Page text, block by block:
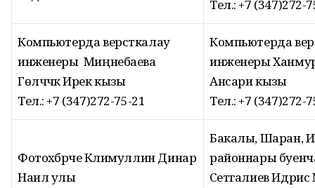
Тел.: +7 (347)272-
Компьютерда версткалау
инженеры Миңнебаева
Гөлчәчәк Ирек кызы
Тел.: +7 (347)272-75-21
Компьютерда
инженеры
Ансари кызы
Тел.: +7 (347)272-
Фотохәбәрче Кәлимуллин Динар
Наил улы
Бакалы, Шаран,
районнары буенча
Сәетгалиев Идрис